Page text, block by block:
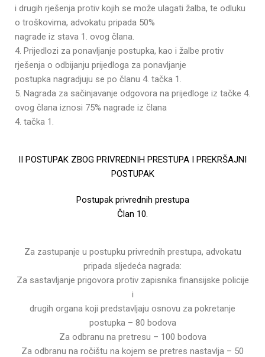
i drugih rješenja protiv kojih se može ulagati žalba, te odluku
o troškovima, advokatu pripada 50%
nagrade iz stava 1. ovog člana.
4. Prijedlozi za ponavljanje postupka, kao i žalbe protiv
rješenja o odbijanju prijedloga za ponavljanje
postupka nagradjuju se po članu 4. tačka 1.
5. Nagrada za sačinjavanje odgovora na prijedloge iz tačke 4.
ovog člana iznosi 75% nagrade iz člana
4. tačka 1.
II POSTUPAK ZBOG PRIVREDNIH PRESTUPA I PREKRŠAJNI
POSTUPAK
Postupak privrednih prestupa
Član 10.
Za zastupanje u postupku privrednih prestupa, advokatu
pripada sljedeća nagrada:
Za sastavljanje prigovora protiv zapisnika finansijske policije
i
drugih organa koji predstavljaju osnovu za pokretanje
postupka – 80 bodova
Za odbranu na pretresu – 100 bodova
Za odbranu na ročištu na kojem se pretres nastavlja – 50